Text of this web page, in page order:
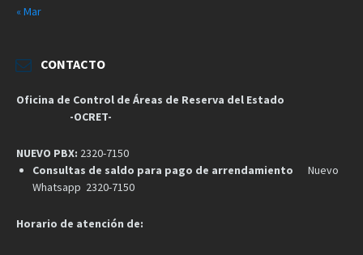
« Mar
CONTACTO
Oficina de Control de Áreas de Reserva del Estado
-OCRET-
NUEVO PBX: 2320-7150
Consultas de saldo para pago de arrendamiento Nuevo
Whatsapp 2320-7150
Horario de atención de: